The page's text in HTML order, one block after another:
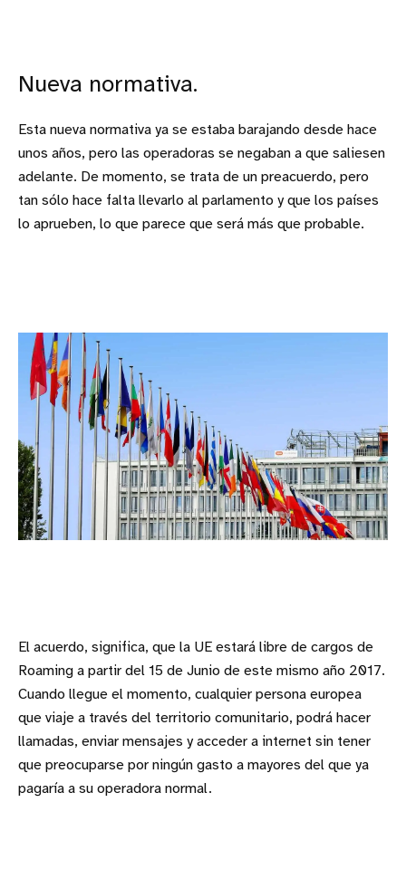
Nueva normativa.
Esta nueva normativa ya se estaba barajando desde hace
unos años, pero las operadoras se negaban a que saliesen
adelante. De momento, se trata de un preacuerdo, pero
tan sólo hace falta llevarlo al parlamento y que los países
lo aprueben, lo que parece que será más que probable.
El acuerdo, significa, que la UE estará libre de cargos de
Roaming a partir del 15 de Junio de este mismo año 2017.
Cuando llegue el momento, cualquier persona europea
que viaje a través del territorio comunitario, podrá hacer
llamadas, enviar mensajes y acceder a internet sin tener
que preocuparse por ningún gasto a mayores del que ya
pagaría a su operadora normal.